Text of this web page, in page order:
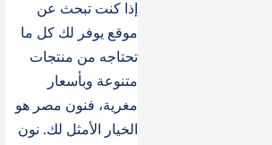
إذا كنت تبحث عن
موقع يوفر لك كل ما
تحتاجه من منتجات
متنوعة وبأسعار
مغرية، فنون مصر هو
الخيار الأمثل لك. نون